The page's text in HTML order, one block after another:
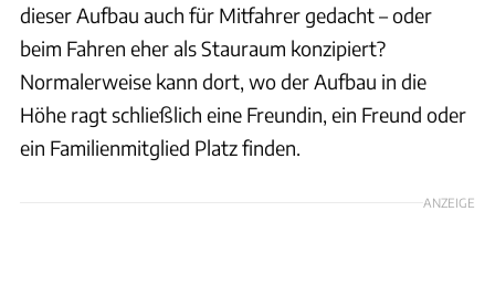
dieser Aufbau auch für Mitfahrer gedacht – oder
beim Fahren eher als Stauraum konzipiert?
Normalerweise kann dort, wo der Aufbau in die
Höhe ragt schließlich eine Freundin, ein Freund oder
ein Familienmitglied Platz finden.
ANZEIGE